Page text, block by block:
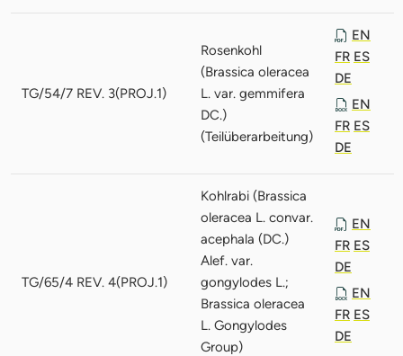
TG/54/7 REV. 3(PROJ.1)
Rosenkohl
(Brassica oleracea
L. var. gemmifera
DC.)
(Teilüberarbeitung)
EN
FR ES
DE
EN
FR ES
DE
TG/65/4 REV. 4(PROJ.1)
Kohlrabi (Brassica
oleracea L. convar.
acephala (DC.)
Alef. var.
gongylodes L.;
Brassica oleracea
L. Gongylodes
Group)
EN
FR ES
DE
EN
FR ES
DE